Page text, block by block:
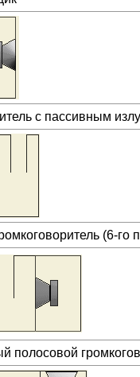
с пассивным
(6-го
полосовой